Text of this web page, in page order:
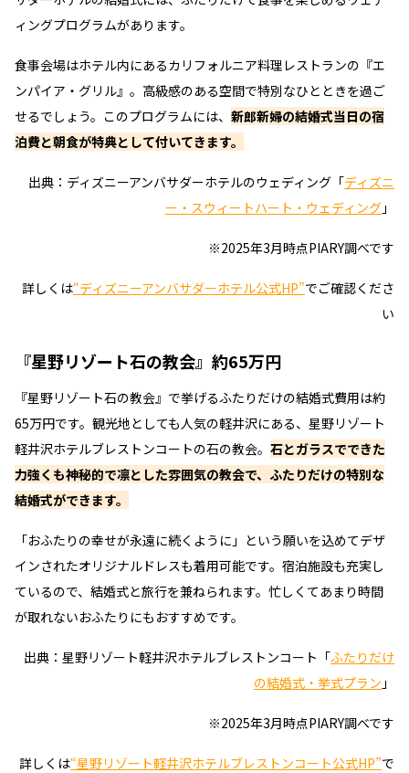
ィングプログラムがあります。
食事会場はホテル内にあるカリフォルニア料理レストランの『エ
ンパイア・グリル』。高級感のある空間で特別なひとときを過ご
せるでしょう。このプログラムには、 新郎新婦の結婚式当日の宿
泊費と朝食が特典として付いてきます。
出典：ディズニーアンバサダーホテルのウェディング「ディズニ
ー・スウィートハート・ウェディング 」
※2025年3月時点PIARY調べです
︎詳しくは“ディズニーアンバサダーホテル公式HP”でご確認くださ
い
『星野リゾート石の教会』約65万円
『星野リゾート石の教会』で挙げるふたりだけの結婚式費用は約
65万円です。観光地としても人気の軽井沢にある、星野リゾート
軽井沢ホテルブレストンコートの石の教会。 石とガラスでできた
力強くも神秘的で凛とした雰囲気の教会で、ふたりだけの特別な
結婚式ができます。
「おふたりの幸せが永遠に続くように」という願いを込めてデザ
インされたオリジナルドレスも着用可能です。宿泊施設も充実し
ているので、結婚式と旅行を兼ねられます。忙しくてあまり時間
が取れないおふたりにもおすすめです。
出典：星野リゾート軽井沢ホテルブレストンコート「ふたりだけ
の結婚式・挙式プラン 」
※2025年3月時点PIARY調べです
詳しくは“星野リゾート軽井沢ホテルブレストンコート公式HP”で